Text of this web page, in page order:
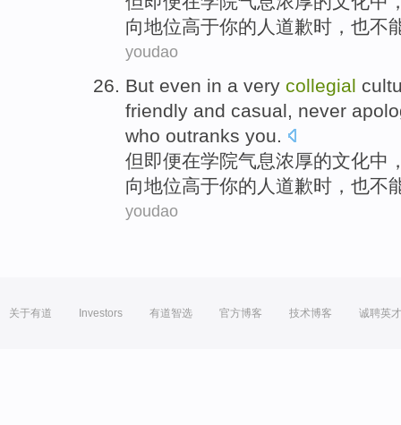
向地位高于你的 人 道歉时， 也不
youdao
But even in a very collegial
friendly and casual, never
who outranks you.
但即便在学院气息浓厚的文化中
向地位高于你的 人 道歉时， 也不
youdao
关于有道 Investors 有道智选 官方博客 技术博客 诚聘英才